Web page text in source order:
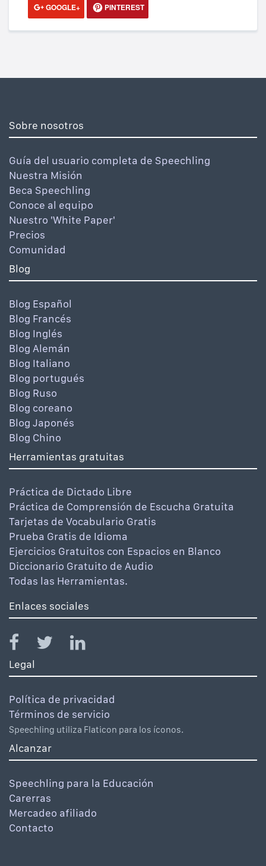
GOOGLE+
PINTEREST
Sobre nosotros
Guía del usuario completa de Speechling
Nuestra Misión
Beca Speechling
Conoce al equipo
Nuestro 'White Paper'
Precios
Comunidad
Blog
Blog Español
Blog Francés
Blog Inglés
Blog Alemán
Blog Italiano
Blog portugués
Blog Ruso
Blog coreano
Blog Japonés
Blog Chino
Herramientas gratuitas
Práctica de Dictado Libre
Práctica de Comprensión de Escucha Gratuita
Tarjetas de Vocabulario Gratis
Prueba Gratis de Idioma
Ejercicios Gratuitos con Espacios en Blanco
Diccionario Gratuito de Audio
Todas las Herramientas.
Enlaces sociales
Legal
Política de privacidad
Términos de servicio
Speechling utiliza Flaticon para los íconos.
Alcanzar
Speechling para la Educación
Carerras
Mercadeo afiliado
Contacto